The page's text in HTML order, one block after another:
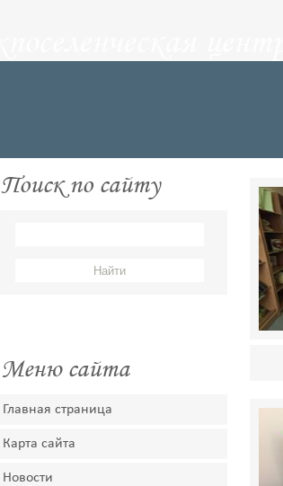
Поиск по сайту
Меню сайта
Главная страница
Карта сайта
Новости